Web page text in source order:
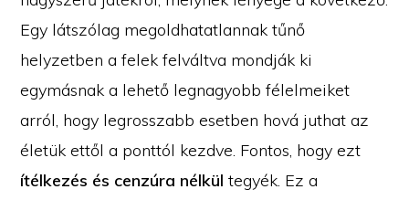
Egy látszólag megoldhatatlannak tűnő
helyzetben a felek felváltva mondják ki
egymásnak a lehető legnagyobb félelmeiket
arról, hogy legrosszabb esetben hová juthat az
életük ettől a ponttól kezdve. Fontos, hogy ezt
ítélkezés és cenzúra nélkül tegyék. Ez a